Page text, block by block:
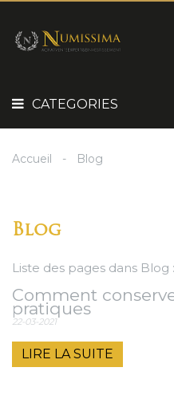
CATEGORIES
CATEGORIES
NOS
Accueil Blog
Blog
Liste des pages dans Blog :
Comment
pratiques
22-03-2021
LIRE LA SUITE
Panneau de gestion des